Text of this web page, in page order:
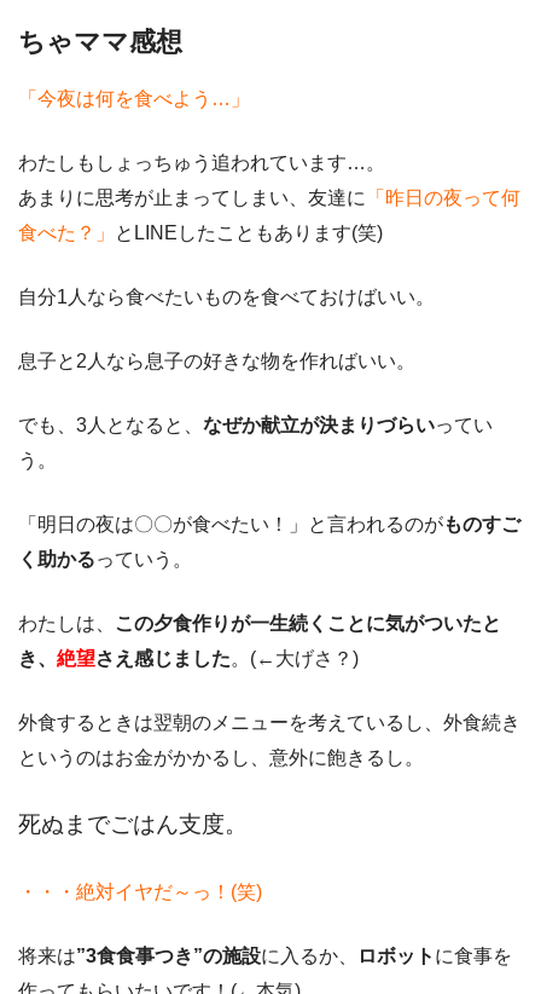
ちゃママ感想
「今夜は何を食べよう…」
わたしもしょっちゅう追われています…。
あまりに思考が止まってしまい、友達に
「昨日の夜って何
食べた？」
とLINEしたこともあります(笑)
自分1人なら食べたいものを食べておけばいい。
息子と2人なら息子の好きな物を作ればいい。
でも、3人となると、 なぜか献立が決まりづらいってい
う。
「明日の夜は〇〇が食べたい！」と言われるのがものすご
く助かるっていう。
わたしは、
この夕食作りが一生続くことに気がついたと
き、 絶望さえ感じました。(←大げさ？)
外食するときは翌朝のメニューを考えているし、外食続き
というのはお金がかかるし、意外に飽きるし。
死ぬまでごはん支度。
・・・絶対イヤだ～っ！(笑)
将来は”3食食事つき”の施設に入るか、 ロボット に食事を